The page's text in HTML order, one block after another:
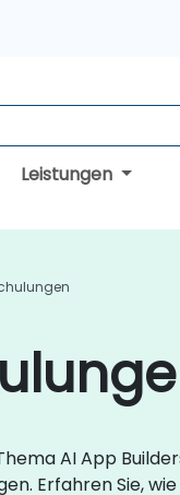
Leistungen
AI App
Erfahren Sie,